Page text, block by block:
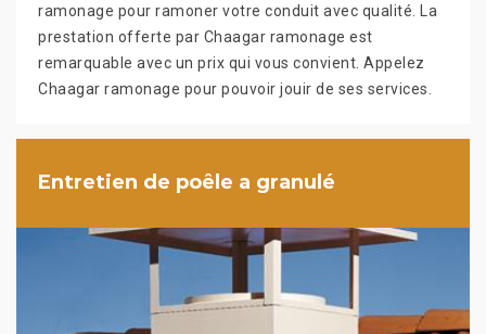
ramonage pour ramoner votre conduit avec qualité. La
prestation offerte par Chaagar ramonage est
remarquable avec un prix qui vous convient. Appelez
Chaagar ramonage pour pouvoir jouir de ses services.
Entretien de poêle a granulé